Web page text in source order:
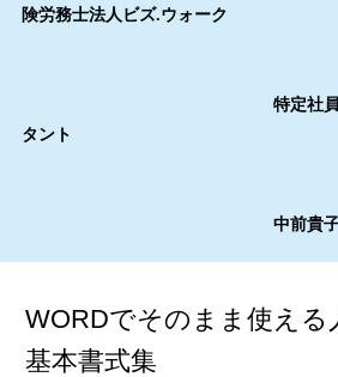
険労務士法人ビズ.ウォーク
特定社員 キャリ
タント
中前貴
WORDでそのまま使える
基本書式集